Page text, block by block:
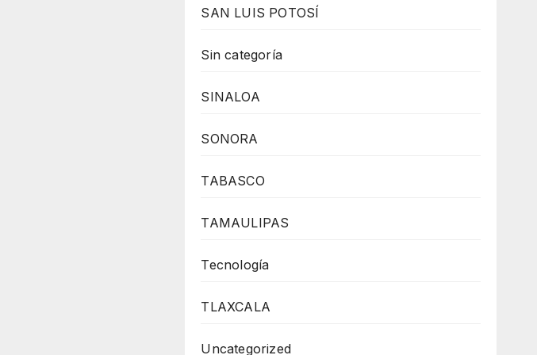
SAN LUIS POTOSÍ
Sin categoría
SINALOA
SONORA
TABASCO
TAMAULIPAS
Tecnología
TLAXCALA
Uncategorized